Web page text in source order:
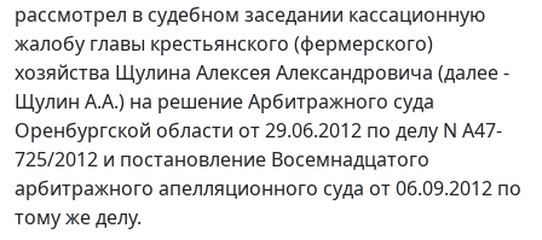
рассмотрел в судебном заседании кассационную
жалобу главы крестьянского (фермерского)
хозяйства Щулина Алексея Александровича (далее -
Щулин А.А.) на решение Арбитражного суда
Оренбургской области от 29.06.2012 по делу N А47-
725/2012 и постановление Восемнадцатого
арбитражного апелляционного суда от 06.09.2012 по
тому же делу.